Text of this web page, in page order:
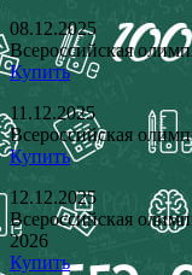
08.12.2025
Всероссийская
Купить
11.12.2025
Всероссийская
Купить
12.12.2025
Всероссийская
2026
Купить